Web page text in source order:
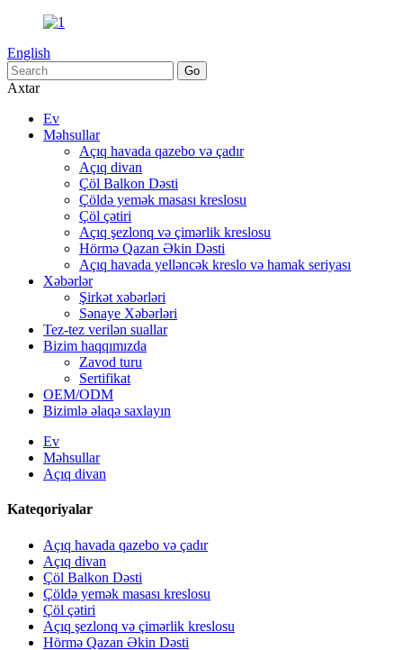
English
Axtar
Ev
Məhsullar
Açıq havada qazebo və çadır
Açıq divan
Çöl Balkon Dəsti
Çöldə yemək masası kreslosu
Çöl çətiri
Açıq şezlonq və çimərlik kreslosu
Hörmə Qazan Əkin Dəsti
Açıq havada yelləncək kreslo və hamak seriyası
Xəbərlər
Şirkət xəbərləri
Sənaye Xəbərləri
Tez-tez verilən suallar
Bizim haqqımızda
Zavod turu
Sertifikat
OEM/ODM
Bizimlə əlaqə saxlayın
Ev
Məhsullar
Açıq divan
Kateqoriyalar
Açıq havada qazebo və çadır
Açıq divan
Çöl Balkon Dəsti
Çöldə yemək masası kreslosu
Çöl çətiri
Açıq şezlonq və çimərlik kreslosu
Hörmə Qazan Əkin Dəsti